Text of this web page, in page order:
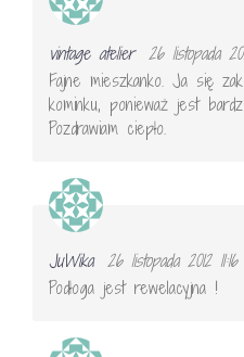
vintage atelier 26 listopada
Fajne mieszkanko. Ja się
kominku, ponieważ jest
Pozdrawiam ciepło.
JuWika 26 listopada 2012 11:16
Podłoga jest rewelacyjna !